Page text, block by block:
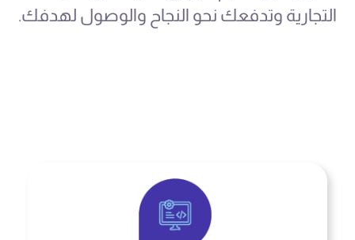
التجارية وتدفعك نحو النجاح والوصول لهدفك.